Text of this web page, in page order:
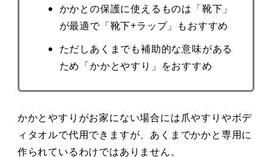
かかとの保護に使えるものは「靴下」
が最適で「靴下+ラップ」もおすすめ
ただしあくまでも補助的な意味がある
ため「かかとやすり」をおすすめ
かかとやすりがお家にない場合には爪やすりやボデ
ィタオルで代用できますが、あくまでかかと専用に
作られているわけではありません。